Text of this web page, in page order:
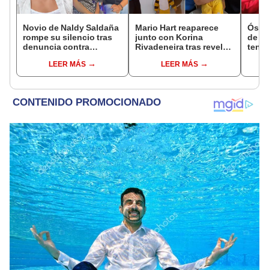
Novio de Naldy Saldaña
rompe su silencio tras
denuncia contra
Luz: "Tiene todo mi
apoyo"
LEER MÁS
Mario Hart reaparece
junto con Korina
Rivadeneira tras revelar
separación: "Que
siempre seas feliz"
LEER MÁS
de